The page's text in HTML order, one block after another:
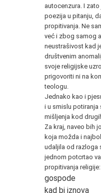
autocenzura. I
poezija u pitanju,
propitivanja. Ne
već i zbog samog
neustrašivost kad
društvenim
svoje religijske
prigovoriti ni na
teologu.
Jednako kao i
i u smislu
mišljenja kod
Za kraj, naveo bih
koja možda i
udaljila od razloga
jednom potcrtao
propitivanja religije:
gospode
kad bi iznova